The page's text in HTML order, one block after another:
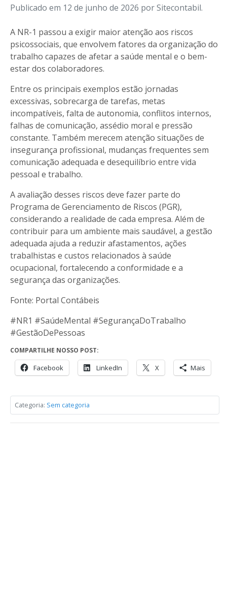
Publicado em 12 de junho de 2026 por Sitecontabil.
A NR-1 passou a exigir maior atenção aos riscos
psicossociais, que envolvem fatores da organização do
trabalho capazes de afetar a saúde mental e o bem-
estar dos colaboradores.
Entre os principais exemplos estão jornadas
excessivas, sobrecarga de tarefas, metas
incompatíveis, falta de autonomia, conflitos internos,
falhas de comunicação, assédio moral e pressão
constante. Também merecem atenção situações de
insegurança profissional, mudanças frequentes sem
comunicação adequada e desequilíbrio entre vida
pessoal e trabalho.
A avaliação desses riscos deve fazer parte do
Programa de Gerenciamento de Riscos (PGR),
considerando a realidade de cada empresa. Além de
contribuir para um ambiente mais saudável, a gestão
adequada ajuda a reduzir afastamentos, ações
trabalhistas e custos relacionados à saúde
ocupacional, fortalecendo a conformidade e a
segurança das organizações.
Fonte: Portal Contábeis
#NR1 #SaúdeMental #SegurançaDoTrabalho
#GestãoDePessoas
COMPARTILHE NOSSO POST:
Facebook LinkedIn X Mais
Categoria: Sem categoria